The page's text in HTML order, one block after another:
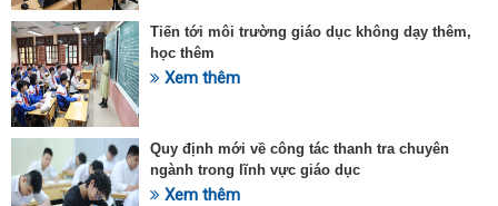
Tiến tới môi trường giáo dục không dạy thêm,
học thêm
Xem thêm
Quy định mới về công tác thanh tra chuyên
ngành trong lĩnh vực giáo dục
Xem thêm